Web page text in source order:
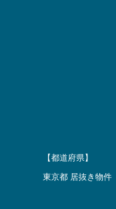
【都道府県】
東京都 居抜き物件